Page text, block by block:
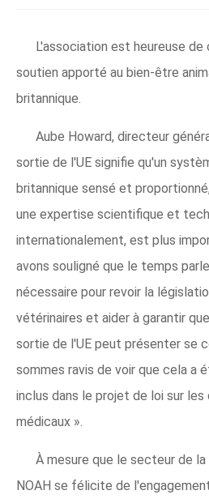
L'association est heureuse
soutien apporté au bien-être
britannique.
Aube Howard, directeur
sortie de l'UE signifie qu'un
britannique sensé et
une expertise scientifique et
internationalement, est plus
avons souligné que le temps
nécessaire pour revoir la
vétérinaires et aider à garantir
sortie de l'UE peut présenter se
sommes ravis de voir que cela a
inclus dans le projet de loi sur
médicaux ».
À mesure que le secteur de
NOAH se félicite de